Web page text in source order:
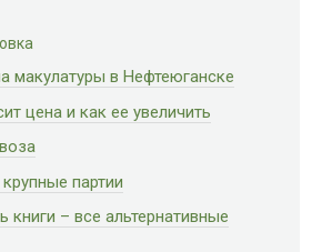
макулатуры в Нефтеюганске
цена и как ее увеличить
партии
книги – все альтернативные